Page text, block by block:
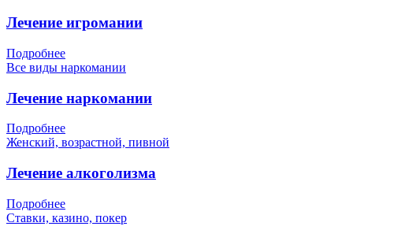
Лечение игромании
Подробнее
Все виды наркомании
Лечение наркомании
Подробнее
Женский, возрастной, пивной
Лечение алкоголизма
Подробнее
Ставки, казино, покер